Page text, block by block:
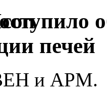
печей
и АРМ.